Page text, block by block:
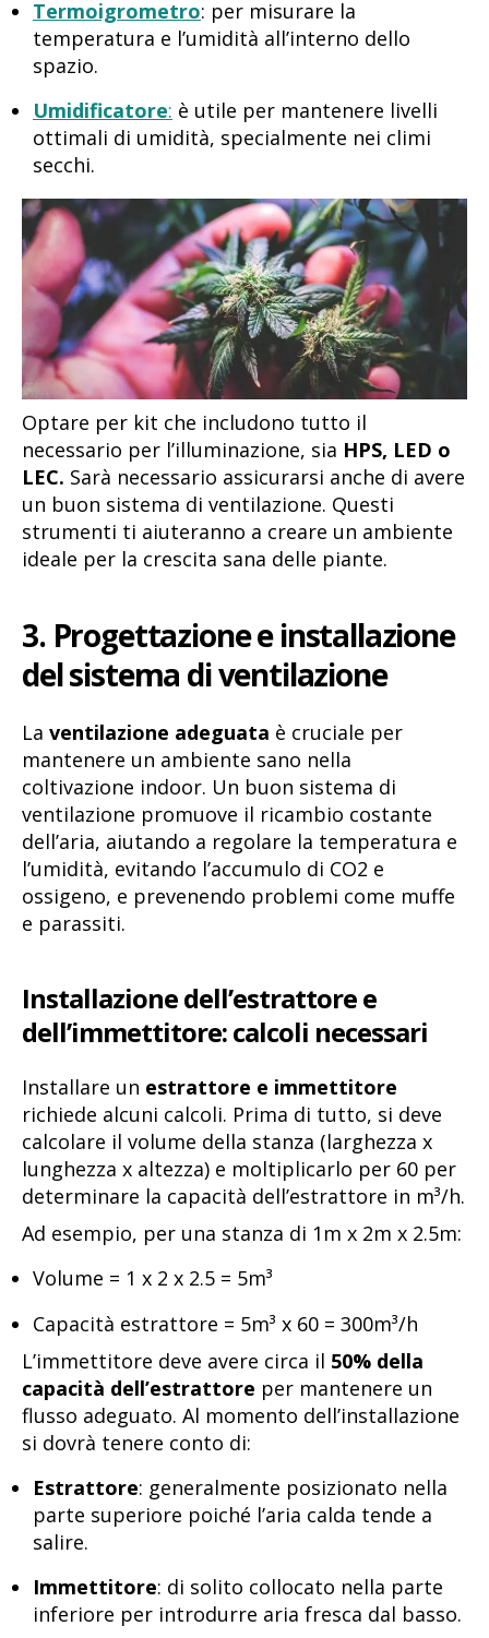
Termoigrometro: per misurare la
temperatura e l’umidità all’interno dello
spazio.
Umidificatore: è utile per mantenere livelli
ottimali di umidità, specialmente nei climi
secchi.
Optare per kit che includono tutto il
necessario per l’illuminazione, sia HPS, LED o
LEC. Sarà necessario assicurarsi anche di avere
un buon sistema di ventilazione. Questi
strumenti ti aiuteranno a creare un ambiente
ideale per la crescita sana delle piante.
3. Progettazione e installazione
del sistema di ventilazione
La ventilazione adeguata è cruciale per
mantenere un ambiente sano nella
coltivazione indoor. Un buon sistema di
ventilazione promuove il ricambio costante
dell’aria, aiutando a regolare la temperatura e
l’umidità, evitando l’accumulo di CO2 e
ossigeno, e prevenendo problemi come muffe
e parassiti.
Installazione dell’estrattore e
dell’immettitore: calcoli necessari
Installare un estrattore e immettitore
richiede alcuni calcoli. Prima di tutto, si deve
calcolare il volume della stanza (larghezza x
lunghezza x altezza) e moltiplicarlo per 60 per
determinare la capacità dell’estrattore in m³/h.
Ad esempio, per una stanza di 1m x 2m x 2.5m:
Volume = 1 x 2 x 2.5 = 5m³
Capacità estrattore = 5m³ x 60 = 300m³/h
L’immettitore deve avere circa il 50% della
capacità dell’estrattore per mantenere un
flusso adeguato. Al momento dell’installazione
si dovrà tenere conto di:
Estrattore: generalmente posizionato nella
parte superiore poiché l’aria calda tende a
salire.
Immettitore: di solito collocato nella parte
inferiore per introdurre aria fresca dal basso.